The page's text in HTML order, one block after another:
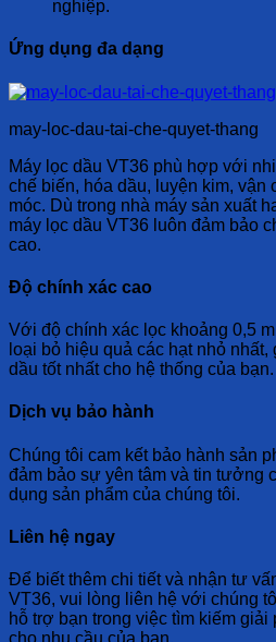
nghiệp.
Ứng dụng đa dạng
may-loc-dau-tai-che-quyet-thang
Máy lọc dầu VT36 phù hợp với
chế biến, hóa dầu, luyện kim, vận
móc. Dù trong nhà máy sản xuất
máy lọc dầu VT36 luôn đảm bảo
cao.
Độ chính xác cao
Với độ chính xác lọc khoảng 0,5
loại bỏ hiệu quả các hạt nhỏ
dầu tốt nhất cho hệ thống của bạn.
Dịch vụ bảo hành
Chúng tôi cam kết bảo hành sản
đảm bảo sự yên tâm và tin tưởng
dụng sản phẩm của chúng tôi.
Liên hệ ngay
Để biết thêm chi tiết và nhận tư
VT36, vui lòng liên hệ với chúng
hỗ trợ bạn trong việc tìm kiếm